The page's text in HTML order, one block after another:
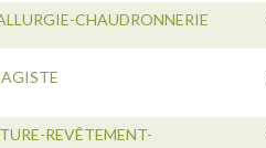
CHAUDRONNERIE
REVÊTEMENT-